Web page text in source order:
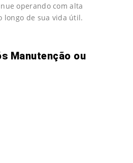
operando com alta
longo de sua vida útil.
Manutenção ou